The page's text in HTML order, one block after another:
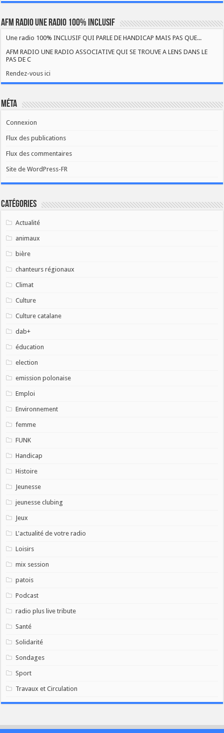
AFM RADIO UNE RADIO 100% INCLUSIF
Une radio 100% INCLUSIF QUI PARLE DE HANDICAP MAIS PAS QUE...
AFM RADIO UNE RADIO ASSOCIATIVE QUI SE TROUVE A LENS DANS LE
PAS DE C
Rendez-vous ici
Méta
Connexion
Flux des publications
Flux des commentaires
Site de WordPress-FR
Catégories
Actualité
animaux
bière
chanteurs régionaux
Climat
Culture
Culture catalane
dab+
éducation
election
emission polonaise
Emploi
Environnement
femme
FUNK
Handicap
Histoire
Jeunesse
jeunesse clubing
Jeux
L'actualité de votre radio
Loisirs
mix session
patois
Podcast
radio plus live tribute
Santé
Solidarité
Sondages
Sport
Travaux et Circulation